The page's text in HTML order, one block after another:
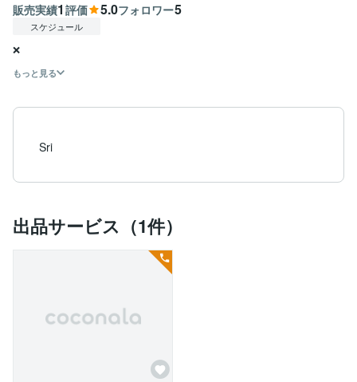
販売実績1 評価 5.0フォロワー5
スケジュール
❌
もっと見る
Sri
出品サービス（1件）